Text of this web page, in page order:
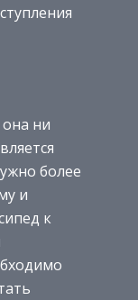
ни
более
и
к